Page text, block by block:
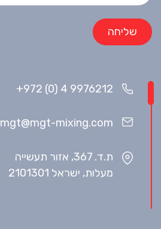
+972 (0) 4 9976212
mgt@mgt-mixing.com
ת.ד. 367, אזור תעשייה
מעלות, ישראל 2101301